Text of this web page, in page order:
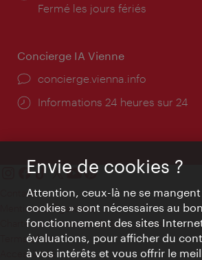
d'ouverture:
Fermé les jours fériés
Concierge IA Vienne
Ort:
concierge.vienna.info
Öffnungszeiten:
Informations 24 heures sur 24
Contact
Mentions obligatoires
Charte sur le respect de la vie privée
Terms of Use
Accessibilité
Envie de cookies ?
Attention, ceux-là ne se mangent
cookies » sont nécessaires au bon
fonctionnement des sites
évaluations, pour afficher du
à vos intérêts et vous offrir le